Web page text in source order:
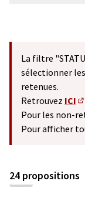
La filtre
sélectionner
retenues.
Retrouvez ICI
Pour les non-
Pour afficher
24 propositions